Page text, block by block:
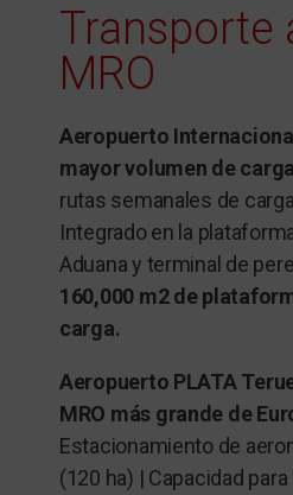
Transporte
MRO
Aeropuerto
mayor volumen de
rutas semanales de
Integrado en la
Aduana y terminal de
160,000 m2 de
carga.
Aeropuerto PLATA
MRO más grande de
Estacionamiento de
(120 ha) | Capacidad